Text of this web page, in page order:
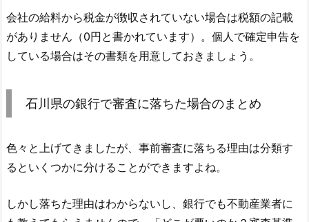
会社の給料から税金が徴収されていない場合は税額の記載
がありません（0円と書かれています）。個人で確定申告を
している場合はその書類を用意しておきましょう。
石川県の銀行で審査に落ちた場合のまとめ
色々と上げてきましたが、事前審査に落ちる理由は分類す
るといくつかに分けることができますよね。
しかし落ちた理由はわからないし、銀行でも不動産業者に